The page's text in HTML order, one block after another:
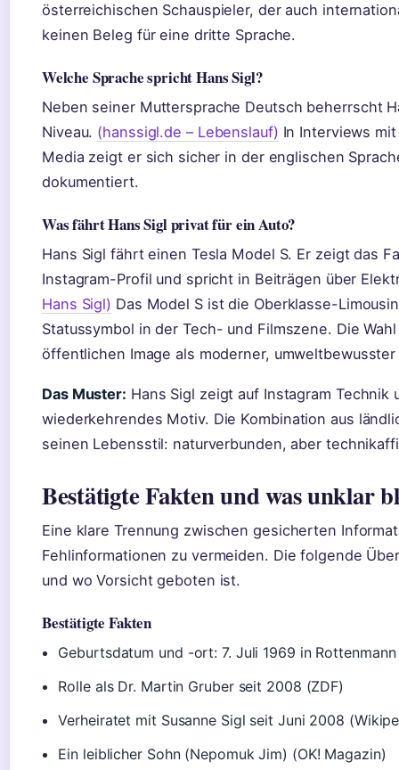
österreichischen Schauspieler, der auch
keinen Beleg für eine dritte Sprache.
Welche Sprache spricht Hans Sigl?
Neben seiner Muttersprache Deutsch beherrscht
Niveau. (hanssigl.de – Lebenslauf) In Interviews
Media zeigt er sich sicher in der englischen
dokumentiert.
Was fährt Hans Sigl privat für ein Auto?
Hans Sigl fährt einen Tesla Model S. Er zeigt das
Instagram-Profil und spricht in Beiträgen über
Hans Sigl) Das Model S ist die Oberklasse-
Statussymbol in der Tech- und Filmszene. Die
öffentlichen Image als moderner,
Das Muster: Hans Sigl zeigt auf Instagram
wiederkehrendes Motiv. Die Kombination aus
seinen Lebensstil: naturverbunden, aber
Bestätigte Fakten und was unklar
Eine klare Trennung zwischen gesicherten
Fehlinformationen zu vermeiden. Die folgende
und wo Vorsicht geboten ist.
Bestätigte Fakten
Geburtsdatum und -ort: 7. Juli 1969 in
Rolle als Dr. Martin Gruber seit 2008 (ZDF)
Verheiratet mit Susanne Sigl seit Juni 2008
Ein leiblicher Sohn (Nepomuk Jim) (OK! Magazin)